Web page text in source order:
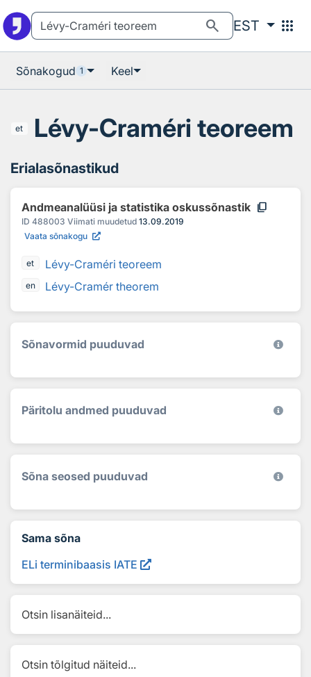
search EST apps
Sõnakogud 1 Keel
et Lévy-Craméri teoreem
Erialasõnastikud
Andmeanalüüsi ja statistika oskussõnastik content_copy
ID 488003 Viimati muudetud 13.09.2019
Vaata sõnakogu
et Lévy-Craméri teoreem
en Lévy-Cramér theorem
Sõnavormid puuduvad
Päritolu andmed puuduvad
Sõna seosed puuduvad
Sama sõna
ELi terminibaasis IATE
Otsin lisanäiteid...
Otsin tõlgitud näiteid...